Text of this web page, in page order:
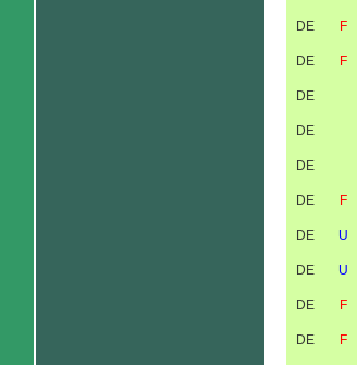
DE F
DE F
DE
DE
DE
DE F
DE U
DE U
DE F
DE F